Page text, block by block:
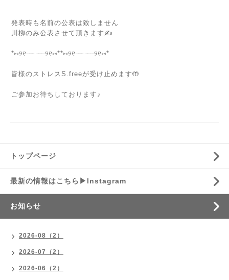
発表時も名前の公表は致しません
川柳のみ公表させて頂きます✍️
*⑅︎୨୧┈︎┈︎┈︎┈︎୨୧⑅︎**⑅︎୨୧┈︎┈︎┈︎┈︎୨୧⑅︎*
皆様のストレスS.freeが受け止めます🤲
ご参加お待ちしております♪
トップページ
最新の情報はこちら▶︎Instagram
お知らせ
2026-08（2）
2026-07（2）
2026-06（2）